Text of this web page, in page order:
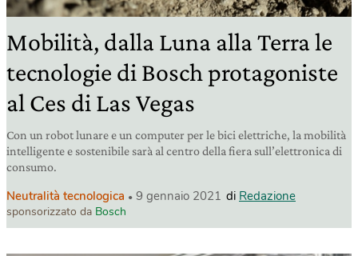
Mobilità, dalla Luna alla Terra le
tecnologie di Bosch protagoniste
al Ces di Las Vegas
Con un robot lunare e un computer per le bici elettriche, la mobilità
intelligente e sostenibile sarà al centro della fiera sull’elettronica di
consumo.
Neutralità tecnologica 9 gennaio 2021 di Redazione
sponsorizzato da Bosch